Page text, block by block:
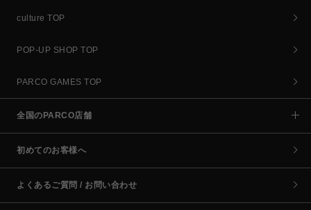
culture TOP
POP-UP SHOP TOP
PARCO GAMES TOP
全国のPARCO店舗
初めてのお客様へ
よくあるご質問 / お問い合わせ